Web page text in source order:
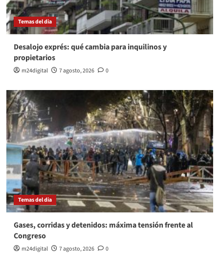
Temas del dia
Desalojo exprés: qué cambia para inquilinos y
propietarios
m24digital 7 agosto, 2026 0
Temas del dia
Gases, corridas y detenidos: máxima tensión frente al
Congreso
m24digital 7 agosto, 2026 0